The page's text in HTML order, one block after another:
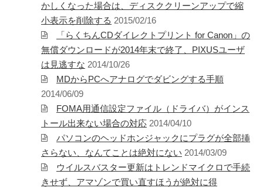
FAB
FANDERSON
Internet Explorer NHK
PHP Twitter
WebARENA SuiteX YouTube
アフィリエイト アマゾン
カレンダー
キャンペーン キヤノン
ギャラリー グッズ サ
ンダーバード ジェリ
ー・アンダーソン
スタイルシート ストリーミン
ソニー バージョンアップ ヒ
かしくなった場合は、ディスククリーンアップで縮
小表示を削除する 2015/02/16
「らくちんCDダイレクトプリント for Canon」の
無償ダウンロードが2014年末で終了、PIXUSユーザ
は見逃すな 2014/10/26
MDからPCへアナログでダビングする手順
2014/06/09
FOMA用通信設定ファイル（ドライバ）がインス
トール出来ない場合の対応 2014/04/10
パソコンのヘッドホンジャックにプラグが全部挿
さらない、なんてことは絶対にない 2014/03/09
ウイルスバスター更新はトレンドマイクロで手続
きせず、アマゾンで買い直すほうが絶対に得